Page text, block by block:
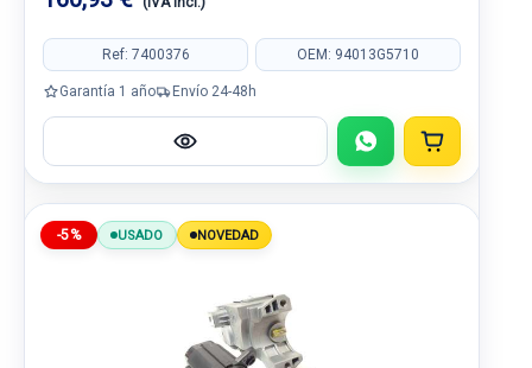
Ref: 7400376 OEM: 94013G5710
Garantía 1 año Envío 24-48h
-5% USADO NOVEDAD